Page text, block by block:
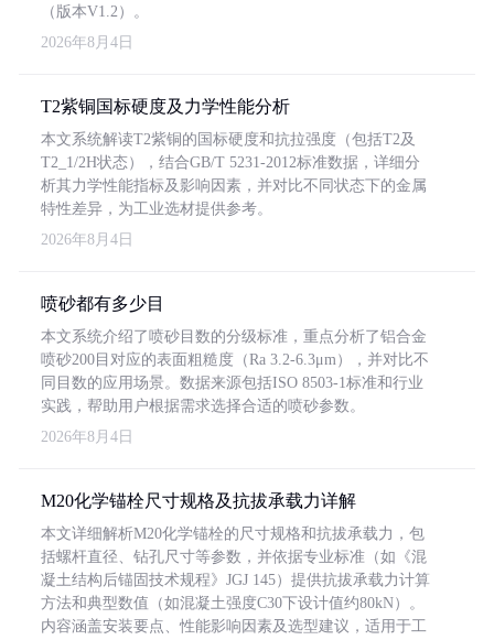
（版本V1.2）。
2026年8月4日
T2紫铜国标硬度及力学性能分析
本文系统解读T2紫铜的国标硬度和抗拉强度（包括T2及
T2_1/2H状态），结合GB/T 5231-2012标准数据，详细分
析其力学性能指标及影响因素，并对比不同状态下的金属
特性差异，为工业选材提供参考。
2026年8月4日
喷砂都有多少目
本文系统介绍了喷砂目数的分级标准，重点分析了铝合金
喷砂200目对应的表面粗糙度（Ra 3.2-6.3μm），并对比不
同目数的应用场景。数据来源包括ISO 8503-1标准和行业
实践，帮助用户根据需求选择合适的喷砂参数。
2026年8月4日
M20化学锚栓尺寸规格及抗拔承载力详解
本文详细解析M20化学锚栓的尺寸规格和抗拔承载力，包
括螺杆直径、钻孔尺寸等参数，并依据专业标准（如《混
凝土结构后锚固技术规程》JGJ 145）提供抗拔承载力计算
方法和典型数值（如混凝土强度C30下设计值约80kN）。
内容涵盖安装要点、性能影响因素及选型建议，适用于工